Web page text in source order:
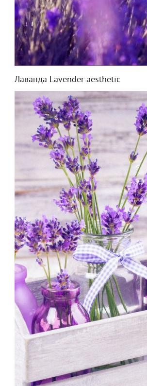
Лаванда Lavender aesthetic